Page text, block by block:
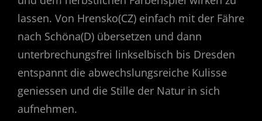
lassen. Von Hrensko(CZ) einfach mit der Fähre
nach Schöna(D) übersetzen und dann
unterbrechungsfrei linkselbisch bis Dresden
entspannt die abwechslungsreiche Kulisse
geniessen und die Stille der Natur in sich
aufnehmen.